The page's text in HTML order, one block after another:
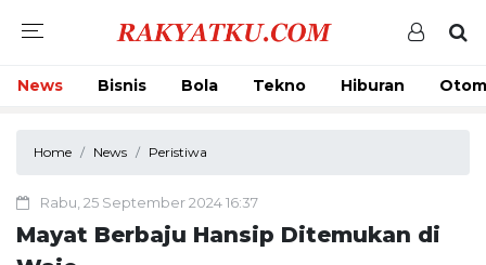
News Bisnis Bola Tekno Hiburan
Home News Peristiwa
Rabu, 25 September 2024 16:37
Mayat Berbaju Hansip Ditemukan di